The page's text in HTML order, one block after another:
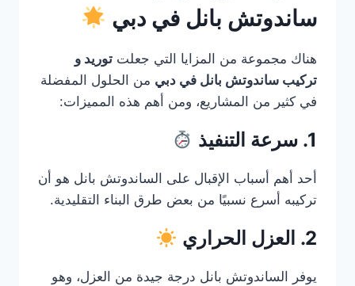
ساندوتش بانل في دبي
هناك مجموعة من المزايا التي جعلت توريد و
تركيب ساندوتش بانل في دبي من الحلول المفضلة
في كثير من المشاريع، ومن أهم هذه المميزات:
1. سرعة التنفيذ
أحد أهم أسباب الإقبال على الساندوتش بانل هو أن
تركيبه أسرع نسبيًا من بعض طرق البناء التقليدية.
2. العزل الحراري
يوفر الساندوتش بانل درجة جيدة من العزل، وهو